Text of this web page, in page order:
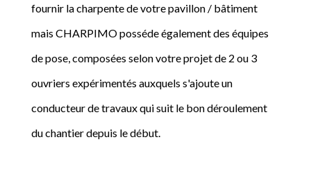
fournir la charpente de votre pavillon / bâtiment
mais CHARPIMO posséde également des équipes
de pose, composées selon votre projet de 2 ou 3
ouvriers expérimentés auxquels s'ajoute un
conducteur de travaux qui suit le bon déroulement
du chantier depuis le début.